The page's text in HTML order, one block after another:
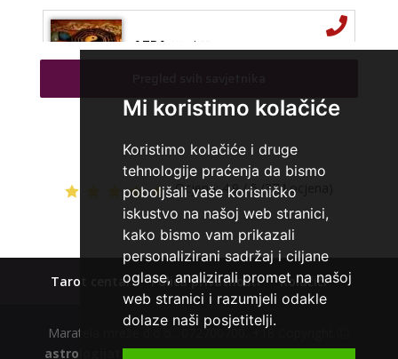
Mi koristimo kolačiće
Koristimo kolačiće i druge
tehnologije praćenja da bismo
poboljšali vaše korisničko
iskustvo na našoj web stranici,
kako bismo vam prikazali
personalizirani sadržaj i ciljane
oglase, analizirali promet na našoj
web stranici i razumjeli odakle
dolaze naši posjetitelji.
AZRA
/ Kod 02
TEHNIKE:
visak, tarot, vidovitost, ljubavna predviđanja
tel:0,93€ - mob:1,12€ min
NINA/ Kod 43
Tarot savjetnik je slobodan
TEHNIKE:
tarot, vidovitost, tumečenje snova,
Broj tel: 064/600-600
tel:0,93€ - mob:1,12€ min
Ocjena: 4.9 / 5 (374 ocjena)
Tarot centar Polica privatnosti Kolačići
Maratela mreže d.o.o., 072700700, +18 Copyright Ⓒ
astrologijatarot.com| Usluge smiju koristiti osobe